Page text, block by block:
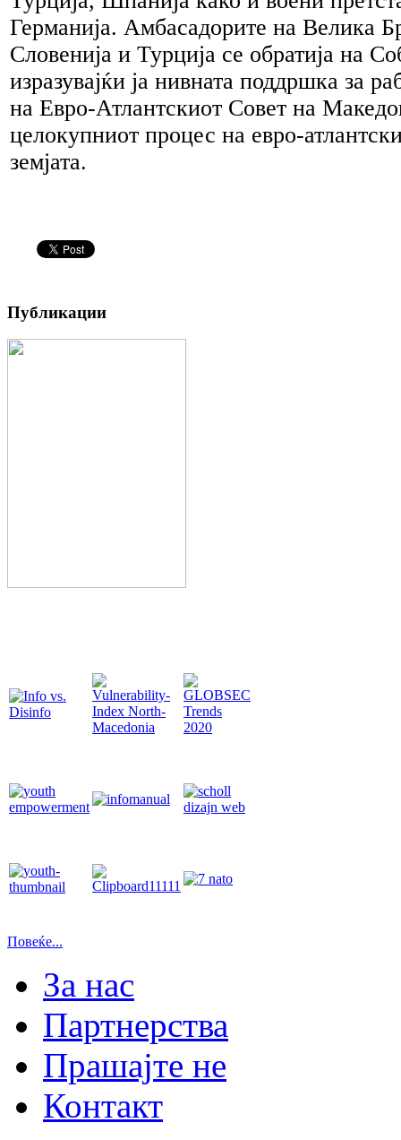
Германија. Амбасадорите на Велика
Словенија и Турција се обратија на
изразувајќи ја нивната поддршка за
на Евро-Атлантскиот Совет на
целокупниот процес на евро-
земјата.
Публикации
Повеќе...
За нас
Партнерства
Прашајте не
Контакт